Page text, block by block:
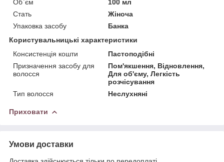
Об`єм
100 мл
Стать
Жіноча
Упаковка засобу
Банка
Користувальницькі характеристики
Консистенція кошти
Пастоподібні
Призначення засобу для
волосся
Пом'якшення, Відновлення,
Для об'єму, Легкість
розчісування
Тип волосся
Неслухняні
Приховати
Умови доставки